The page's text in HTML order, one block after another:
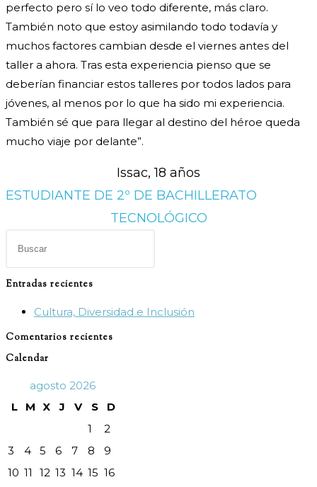
perfecto pero sí lo veo todo diferente, más claro.
También noto que estoy asimilando todo todavía y
muchos factores cambian desde el viernes antes del
taller a ahora. Tras esta experiencia pienso que se
deberían financiar estos talleres por todos lados para
jóvenes, al menos por lo que ha sido mi experiencia.
También sé que para llegar al destino del héroe queda
mucho viaje por delante”.
Issac, 18 años
ESTUDIANTE DE 2º DE BACHILLERATO
TECNOLÓGICO
el
Entradas recientes
Cultura, Diversidad e Inclusión
Comentarios recientes
Calendar
agosto 2026
L
M X J V S
D
1
2
3
4 5 6 7 8
9
10 11 12 13 14 15 16